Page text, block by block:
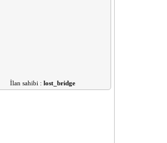
İlan sahibi : lost_bridge